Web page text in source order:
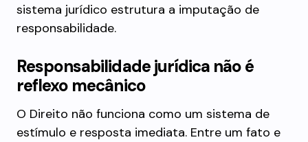
sistema jurídico estrutura a imputação de
responsabilidade.
Responsabilidade jurídica não é
reflexo mecânico
O Direito não funciona como um sistema de
estímulo e resposta imediata. Entre um fato e